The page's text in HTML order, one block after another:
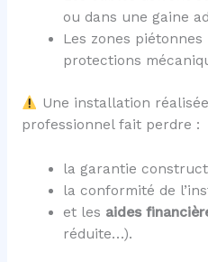
ou dans une gaine
Les zones
protections
Une installation
professionnel fait perdre :
la garantie
la conformité de
et les aides
réduite…).